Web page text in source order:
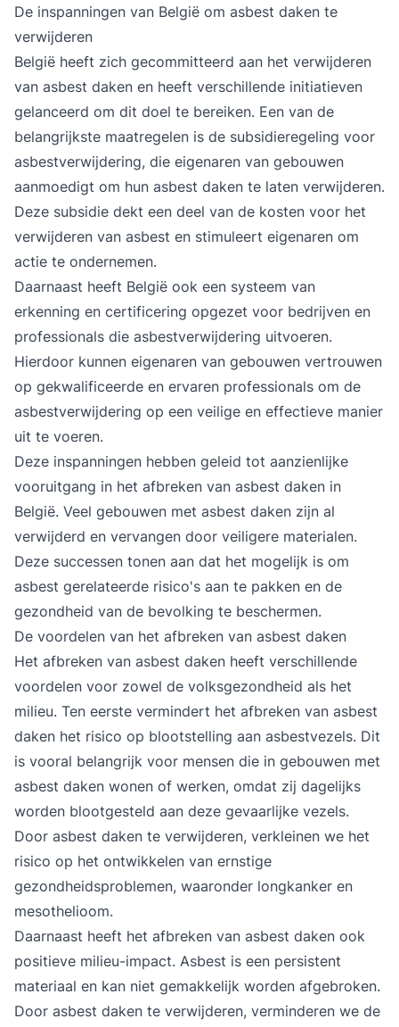
De inspanningen van België om asbest daken te
verwijderen
België heeft zich gecommitteerd aan het verwijderen
van asbest daken en heeft verschillende initiatieven
gelanceerd om dit doel te bereiken. Een van de
belangrijkste maatregelen is de subsidieregeling voor
asbestverwijdering, die eigenaren van gebouwen
aanmoedigt om hun asbest daken te laten verwijderen.
Deze subsidie dekt een deel van de kosten voor het
verwijderen van asbest en stimuleert eigenaren om
actie te ondernemen.
Daarnaast heeft België ook een systeem van
erkenning en certificering opgezet voor bedrijven en
professionals die asbestverwijdering uitvoeren.
Hierdoor kunnen eigenaren van gebouwen vertrouwen
op gekwalificeerde en ervaren professionals om de
asbestverwijdering op een veilige en effectieve manier
uit te voeren.
Deze inspanningen hebben geleid tot aanzienlijke
vooruitgang in het afbreken van asbest daken in
België. Veel gebouwen met asbest daken zijn al
verwijderd en vervangen door veiligere materialen.
Deze successen tonen aan dat het mogelijk is om
asbest gerelateerde risico's aan te pakken en de
gezondheid van de bevolking te beschermen.
De voordelen van het afbreken van asbest daken
Het afbreken van asbest daken heeft verschillende
voordelen voor zowel de volksgezondheid als het
milieu. Ten eerste vermindert het afbreken van asbest
daken het risico op blootstelling aan asbestvezels. Dit
is vooral belangrijk voor mensen die in gebouwen met
asbest daken wonen of werken, omdat zij dagelijks
worden blootgesteld aan deze gevaarlijke vezels.
Door asbest daken te verwijderen, verkleinen we het
risico op het ontwikkelen van ernstige
gezondheidsproblemen, waaronder longkanker en
mesothelioom.
Daarnaast heeft het afbreken van asbest daken ook
positieve milieu-impact. Asbest is een persistent
materiaal en kan niet gemakkelijk worden afgebroken.
Door asbest daken te verwijderen, verminderen we de